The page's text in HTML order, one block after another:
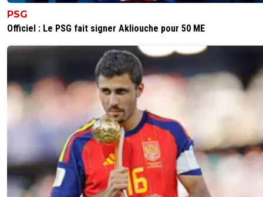
PSG
Officiel : Le PSG fait signer Akliouche pour 50 ME